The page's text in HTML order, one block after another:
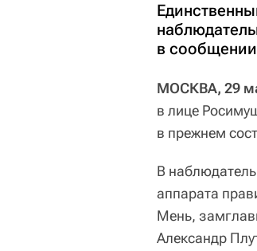
в
МОСКВА, 29
в лице
в прежнем
В
аппарата
Мень,
Александр